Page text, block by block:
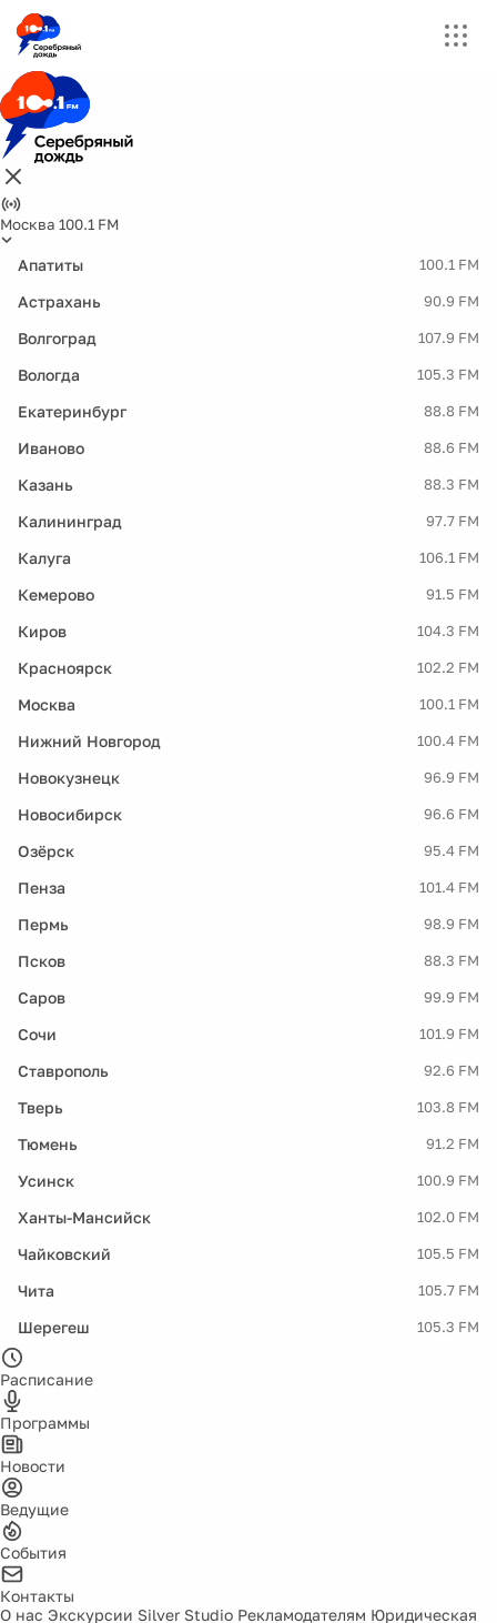
Москва 100.1 FM
Апатиты 100.1 FM
Астрахань 90.9 FM
Волгоград 107.9 FM
Вологда 105.3 FM
Екатеринбург 88.8 FM
Иваново 88.6 FM
Казань 88.3 FM
Калининград 97.7 FM
Калуга 106.1 FM
Кемерово 91.5 FM
Киров 104.3 FM
Красноярск 102.2 FM
Москва 100.1 FM
Нижний Новгород 100.4 FM
Новокузнецк 96.9 FM
Новосибирск 96.6 FM
Озёрск 95.4 FM
Пенза 101.4 FM
Пермь 98.9 FM
Псков 88.3 FM
Саров 99.9 FM
Сочи 101.9 FM
Ставрополь 92.6 FM
Тверь 103.8 FM
Тюмень 91.2 FM
Усинск 100.9 FM
Ханты-Мансийск 102.0 FM
Чайковский 105.5 FM
Чита 105.7 FM
Шерегеш 105.3 FM
Расписание
Программы
Новости
Ведущие
События
Контакты
О нас Экскурсии Silver Studio Рекламодателям Юридическая